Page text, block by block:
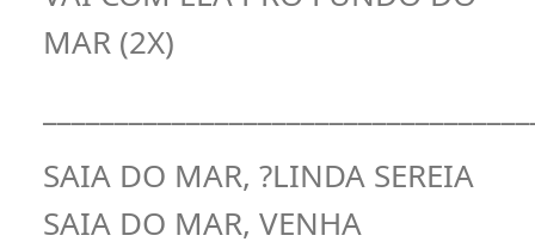
MAR (2X)
SAIA DO MAR, ?LINDA SEREIA
SAIA DO MAR, VENHA